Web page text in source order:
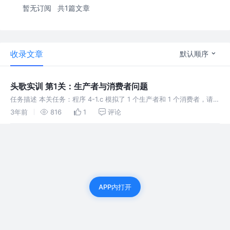
暂无订阅 共1篇文章
收录文章 默认顺序
头歌实训 第1关：生产者与消费者问题
任务描述 本关任务：程序 4-1.c 模拟了 1 个生产者和 1 个消费者，请改
写该程序，模拟 5 个生产者和 5 个消费者，它们共享一个包含 8 个缓
3年前 816 1 评论
APP内打开